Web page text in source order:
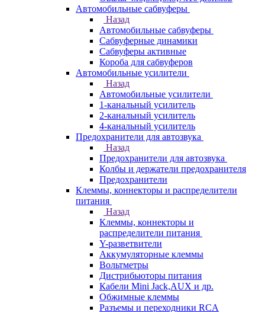
Автомобильные сабвуферы
Назад
Автомобильные сабвуферы
Сабвуферные динамики
Сабвуферы активные
Короба для сабвуферов
Автомобильные усилители
Назад
Автомобильные усилители
1-канальный усилитель
2-канальный усилитель
4-канальный усилитель
Предохранители для автозвука
Назад
Предохранители для автозвука
Колбы и держатели предохранителя
Предохранители
Клеммы, коннекторы и распределители
питания
Назад
Клеммы, коннекторы и
распределители питания
Y-разветвители
Аккумуляторные клеммы
Вольтметры
Дистрибьюторы питания
Кабели Mini Jack,AUX и др.
Обжимные клеммы
Разъемы и переходники RCA